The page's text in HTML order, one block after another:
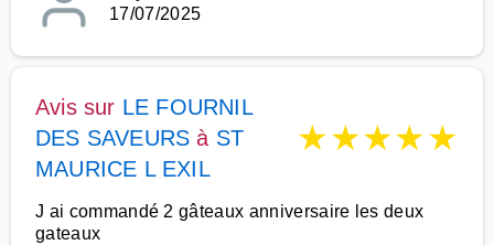
17/07/2025
Avis sur LE FOURNIL
DES SAVEURS à ST
MAURICE L EXIL
★★★★★
J ai commandé 2 gâteaux anniversaire les deux
gateaux